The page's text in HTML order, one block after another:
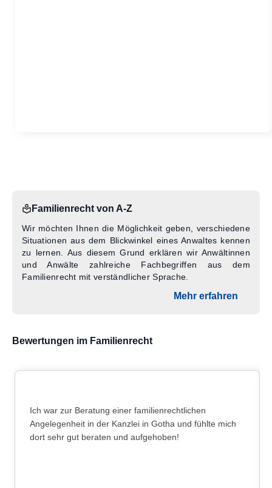
Familienrecht von A-Z
Wir möchten Ihnen die Möglichkeit geben, verschiedene
Situationen aus dem Blickwinkel eines Anwaltes kennen
zu lernen. Aus diesem Grund erklären wir Anwältinnen
und Anwälte zahlreiche Fachbegriffen aus dem
Familienrecht mit verständlicher Sprache.
Mehr erfahren
Bewertungen im Familienrecht
Ich war zur Beratung einer familienrechtlichen
Angelegenheit in der Kanzlei in Gotha und fühlte mich
dort sehr gut beraten und aufgehoben!